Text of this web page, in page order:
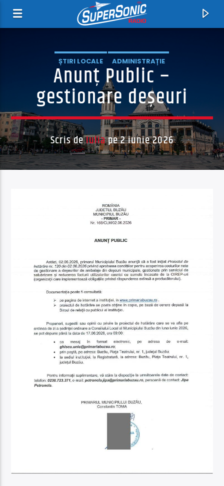
Acum
13:00 16:00
ȘTIRI LOCALE ADMINISTRAȚIE
Anunț Public –
gestionare deșeuri
Scris deIuliape 2 iunie 2026